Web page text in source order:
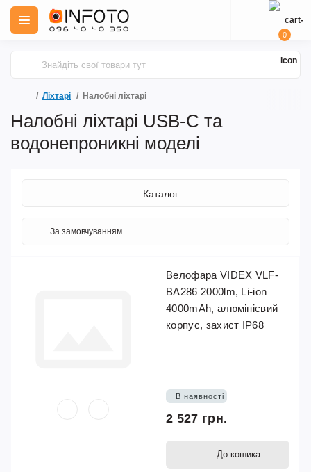
0
Ліхтарі Налобні ліхтарі
Налобні ліхтарі USB-C та
водонепроникні моделі
Каталог
Велофара VIDEX VLF-
BA286 2000lm, Li-ion
4000mAh, алюмінієвий
корпус, захист IP68
В наявності
2 527 грн.
До кошика